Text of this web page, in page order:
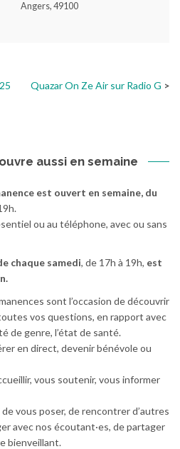
Angers, 49100
Quazar On Ze Air sur Radio G
aussi en semaine
est ouvert en semaine, du
ou au téléphone, avec ou sans
chaque samedi, de 17h à 19h, est
sont l’occasion de découvrir
vos questions, en rapport avec
de genre, l’état de santé.
en direct, devenir bénévole ou
vous soutenir, vous informer
vous poser, de rencontrer d’autres
avec nos écoutant·es, de partager
bienveillant.